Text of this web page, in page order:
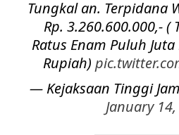
Tungkal an. Terpidana
Rp. 3.260.600.000,- (
Ratus Enam Puluh
Rupiah)
— Kejaksaan Tinggi
January